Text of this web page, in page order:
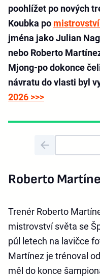
poohlížet po nových
Koubka po
jména jako Julian
nebo Roberto
Mjong-po dokonce
návratu do vlasti byl
2026 >>>
Roberto
Trenér Roberto
mistrovství světa se
půl letech na lavičce
Martínez je trénoval
měl do konce